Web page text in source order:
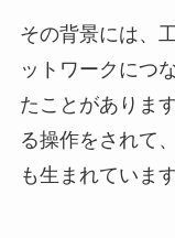
その背景には、
ットワークにつ
たことがありま
る操作をされて
も生まれています